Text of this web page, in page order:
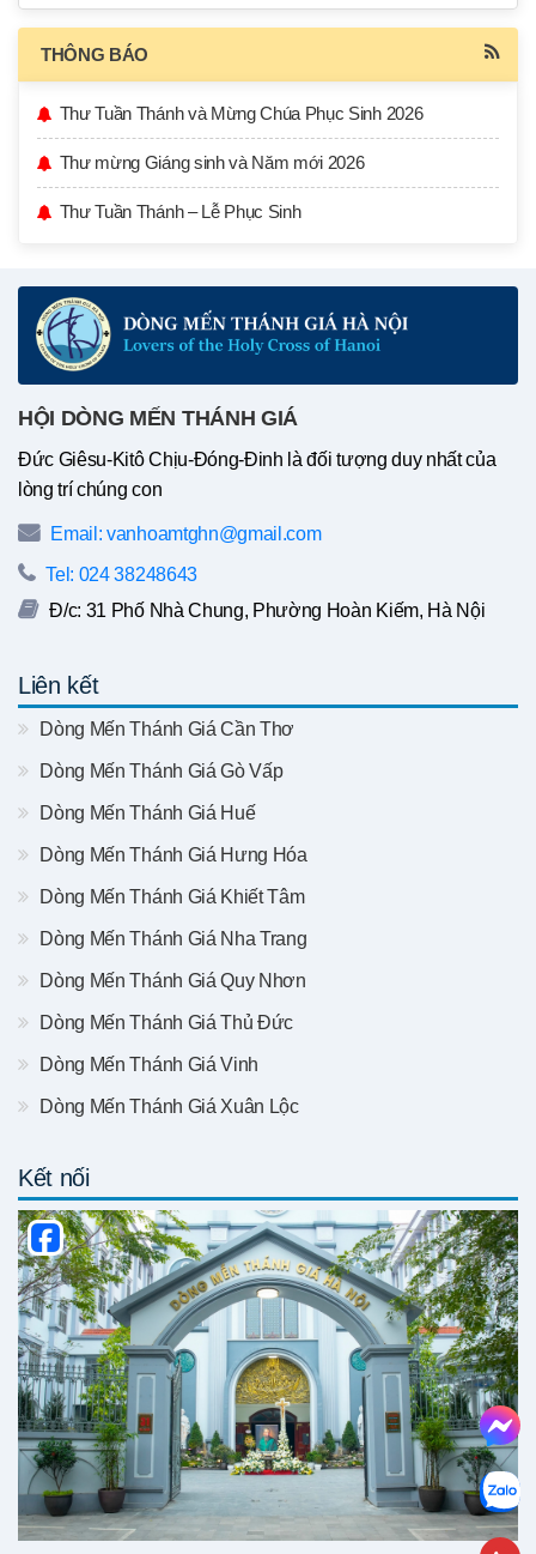
THÔNG BÁO
Thư Tuần Thánh và Mừng Chúa Phục Sinh 2026
Thư mừng Giáng sinh và Năm mới 2026
Thư Tuần Thánh – Lễ Phục Sinh
HỘI DÒNG MẾN THÁNH GIÁ
Đức Giêsu-Kitô Chịu-Đóng-Đinh là đối tượng duy nhất của
lòng trí chúng con
Email: vanhoamtghn@gmail.com
Tel: 024 38248643
Đ/c: 31 Phố Nhà Chung, Phường Hoàn Kiếm, Hà Nội
Liên kết
Dòng Mến Thánh Giá Cần Thơ
Dòng Mến Thánh Giá Gò Vấp
Dòng Mến Thánh Giá Huế
Dòng Mến Thánh Giá Hưng Hóa
Dòng Mến Thánh Giá Khiết Tâm
Dòng Mến Thánh Giá Nha Trang
Dòng Mến Thánh Giá Quy Nhơn
Dòng Mến Thánh Giá Thủ Đức
Dòng Mến Thánh Giá Vinh
Dòng Mến Thánh Giá Xuân Lộc
Kết nối